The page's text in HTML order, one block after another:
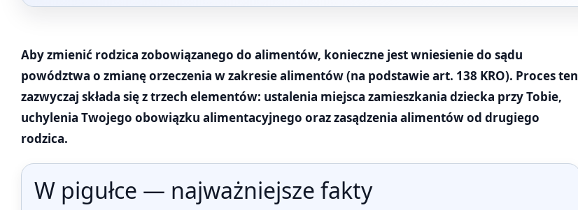
Aby zmienić rodzica zobowiązanego do alimentów, konieczne jest wniesienie do sądu
powództwa o zmianę orzeczenia w zakresie alimentów (na podstawie art. 138 KRO). Proces ten
zazwyczaj składa się z trzech elementów: ustalenia miejsca zamieszkania dziecka przy Tobie,
uchylenia Twojego obowiązku alimentacyjnego oraz zasądzenia alimentów od drugiego
rodzica.
W pigułce — najważniejsze fakty